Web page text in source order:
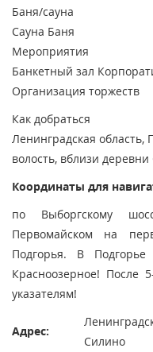
Баня/сауна
Сауна Баня
Мероприятия
Банкетный зал
Организация торжеств
Как добраться
Ленинградская область,
волость, вблизи
Координаты для
по Выборгскому
Первомайском на
Подгорья. В
Красноозерное! После
указателям!
Адрес:
Силино